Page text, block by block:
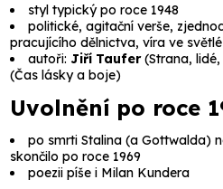
styl typický po roce 1948
politické, agitační verše,
pracujícího dělnictva, víra ve
autoři: Jiří Taufer(Strana,
(Čas lásky a boje)
Uvolnění po roce
po smrti Stalina (a Gottwalda)
skončilo po roce 1969
poezii píše i Milan Kundera